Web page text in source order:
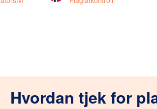
Hvordan tjek for